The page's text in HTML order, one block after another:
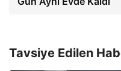
Tavsiye Edilen